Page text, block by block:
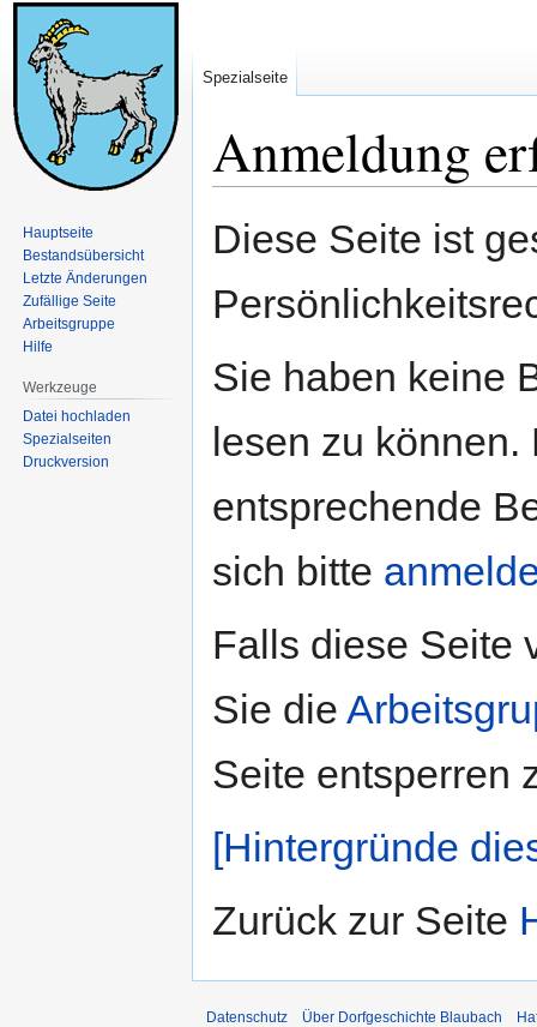
Anmeldung
Navigation
Suche
Diese Seite ist
Sie haben keine
lesen zu
entsprechende
sich bitte
Falls diese Seite
Sie die
Seite entsperren
[Hintergründe
Zurück zur Seite
Spezialseite
Hauptseite
Bestandsübersicht
Letzte Änderungen
Zufällige Seite
Arbeitsgruppe
Hilfe
Werkzeuge
Datei hochladen
Spezialseiten
Druckversion
Datenschutz Über Dorfgeschichte Blaubach